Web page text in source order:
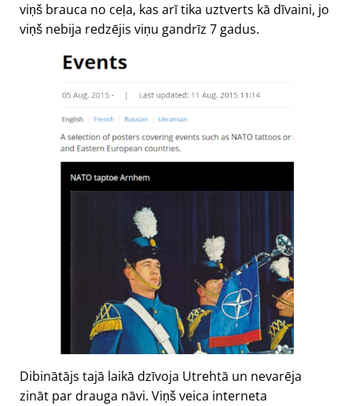
viņš brauca no ceļa, kas arī tika uztverts kā dīvaini, jo
viņš nebija redzējis viņu gandrīz 7 gadus.
Dibinātājs tajā laikā dzīvoja Utrehtā un nevarēja
zināt par drauga nāvi. Viņš veica interneta